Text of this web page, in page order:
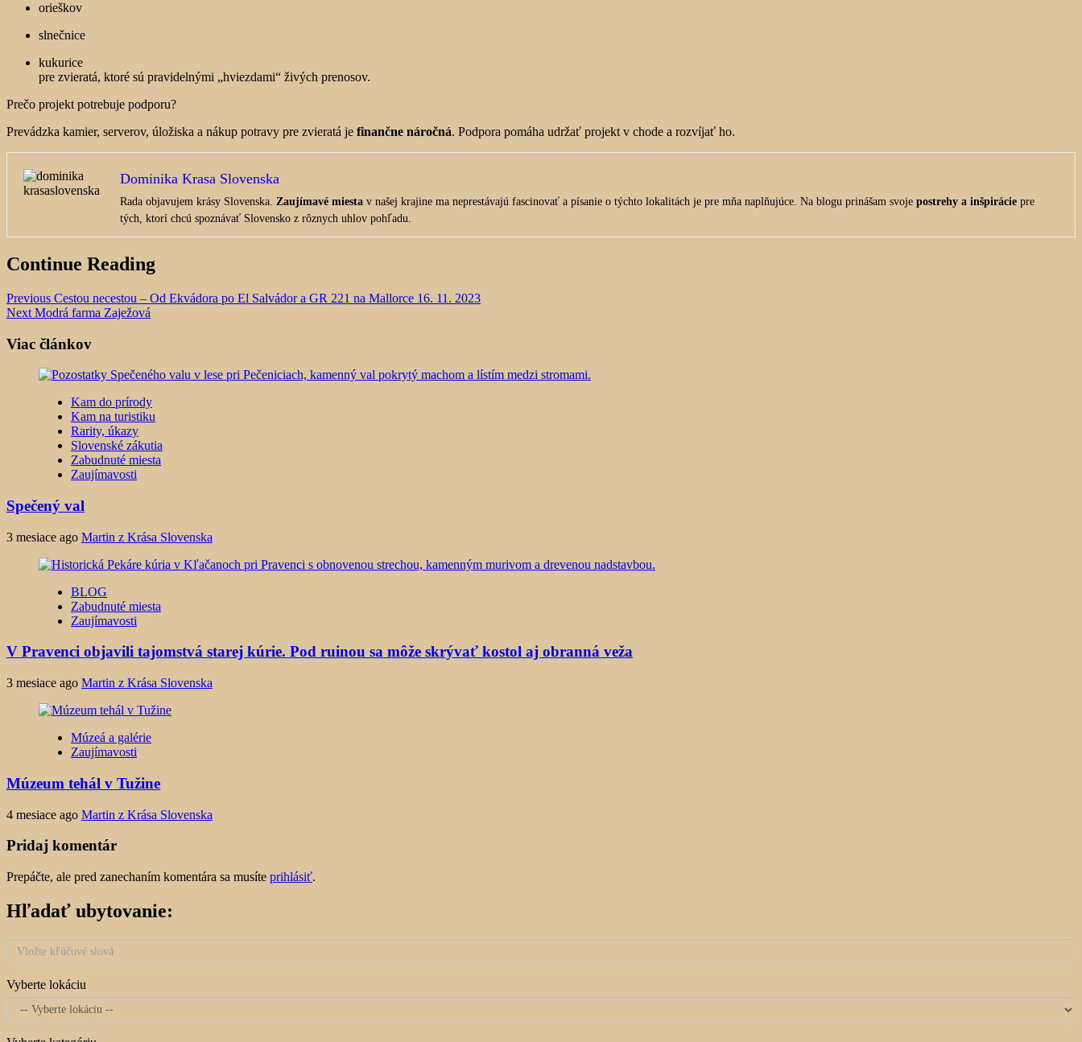
orieškov
slnečnice
kukurice
pre zvieratá, ktoré sú pravidelnými „hviezdami“ živých prenosov.
Prečo projekt potrebuje podporu?
Prevádzka kamier, serverov, úložiska a nákup potravy pre zvieratá je finančne náročná. Podpora pomáha udržať projekt v chode a rozvíjať ho.
Dominika Krasa Slovenska
Rada objavujem krásy Slovenska. Zaujímavé miesta v našej krajine ma neprestávajú fascinovať a písanie o týchto lokalitách je pre mňa naplňujúce. Na blogu prinášam svoje postrehy a inšpirácie pre
tých, ktorí chcú spoznávať Slovensko z rôznych uhlov pohľadu.
Continue Reading
Previous Cestou necestou – Od Ekvádora po El Salvádor a GR 221 na Mallorce 16. 11. 2023
Next Modrá farma Zaježová
Viac článkov
Kam do prírody
Kam na turistiku
Rarity, úkazy
Slovenské zákutia
Zabudnuté miesta
Zaujímavosti
Spečený val
3 mesiace ago Martin z Krása Slovenska
BLOG
Zabudnuté miesta
Zaujímavosti
V Pravenci objavili tajomstvá starej kúrie. Pod ruinou sa môže skrývať kostol aj obranná veža
3 mesiace ago Martin z Krása Slovenska
Múzeá a galérie
Zaujímavosti
Múzeum tehál v Tužine
4 mesiace ago Martin z Krása Slovenska
Pridaj komentár
Prepáčte, ale pred zanechaním komentára sa musíte prihlásiť.
Hľadať ubytovanie:
Vyberte lokáciu